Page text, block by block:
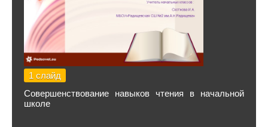
1 слайд
Совершенствование навыков чтения в начальной
школе